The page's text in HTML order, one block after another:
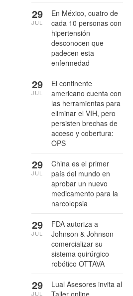
En México, cuatro de
cada 10 personas con
hipertensión
desconocen que
padecen esta
enfermedad
29
JUL
El continente
americano cuenta con
las herramientas para
eliminar el VIH, pero
persisten brechas de
acceso y cobertura:
OPS
29
JUL
China es el primer
país del mundo en
aprobar un nuevo
medicamento para la
narcolepsia
29
JUL
FDA autoriza a
Johnson & Johnson
comercializar su
sistema quirúrgico
robótico OTTAVA
29
JUL
Lual Asesores invita al
29
JUL